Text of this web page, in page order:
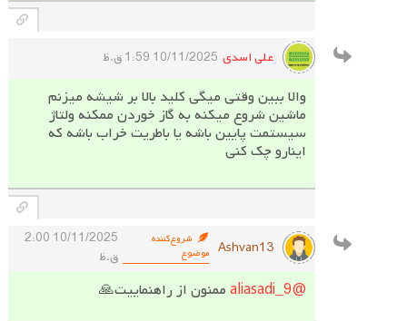
علی اسدی 10/11/2025 1:59 ق.ظ
والا ببین وقتی میگی کلید بالا بر شیشه میزنم
ماشین شروع میکنه به گاز خوردن ممکنه ولتاژ
سیستمت پایین باشه یا باطریت خراب باشه که
اینارو چک کنی
Ashvan13
شروع‌کننده
موضوع
10/11/2025 2:00
ق.ظ
@aliasadi_9 ممنون از راهنماییت🙏